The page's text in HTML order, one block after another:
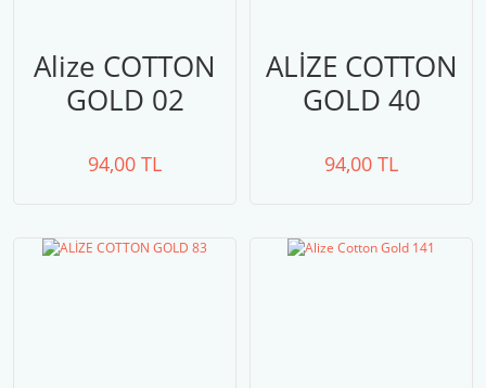
Alize COTTON
GOLD 02
94,00 TL
ALİZE COTTON
GOLD 40
94,00 TL